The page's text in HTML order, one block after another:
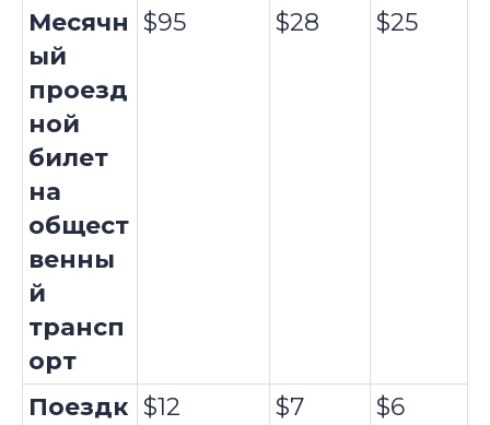
Месячн
ый
проезд
ной
билет
на
общест
венны
й
трансп
орт
$95 $28 $25
Поездк $12 $7 $6